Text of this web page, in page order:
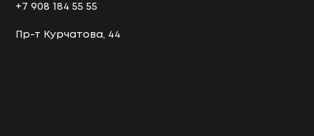
+7 908 184 55 55
Пр-т Курчатова, 44